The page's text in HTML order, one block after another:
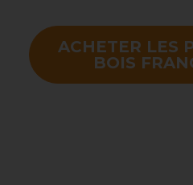
ACHETER LES
BOIS